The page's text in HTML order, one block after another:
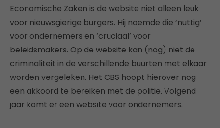
Economische Zaken is de website niet alleen leuk
voor nieuwsgierige burgers. Hij noemde die ‘nuttig’
voor ondernemers en ‘cruciaal’ voor
beleidsmakers. Op de website kan (nog) niet de
criminaliteit in de verschillende buurten met elkaar
worden vergeleken. Het CBS hoopt hierover nog
een akkoord te bereiken met de politie. Volgend
jaar komt er een website voor ondernemers.